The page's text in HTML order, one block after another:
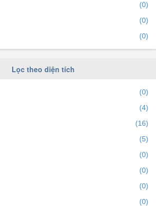
có thể
đăng tin Cho thuê nhà đất miễn
tiếp cận với hàng ngàn người mỗi ngày.
(0)
(0)
(0)
Lọc theo diện tích
(0)
(4)
(16)
(5)
(0)
(0)
(0)
(0)